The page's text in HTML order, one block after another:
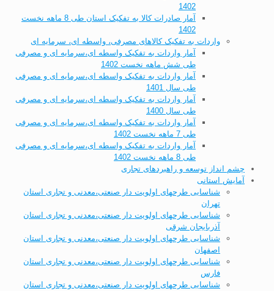
1402
آمار صادرات کالا به تفکیک استان طی 8 ماهه نخست
1402
واردات به تفکیک کالاهای مصرفی، واسطه ای، سرمایه ای
آمار واردات به تفکیک واسطه ای،سرمایه ای و مصرفی
طی شش ماهه نخست 1402
آمار واردات به تفکیک واسطه ای،سرمایه ای و مصرفی
طی سال 1401
آمار واردات به تفکیک واسطه ای،سرمایه ای و مصرفی
طی سال 1400
آمار واردات به تفکیک واسطه ای،سرمایه ای و مصرفی
طی 7 ماهه نخست 1402
آمار واردات به تفکیک واسطه ای،سرمایه ای و مصرفی
طی 8 ماهه نخست 1402
چشم انداز توسعه و راهبردهای تجاری
آمایش استانی
شناسایی طرحهای اولویت دار صنعتی،معدنی و تجاری استان
تهران
شناسایی طرحهای اولویت دار صنعتی،معدنی و تجاری استان
آذربایجان شرقی
شناسایی طرحهای اولویت دار صنعتی،معدنی و تجاری استان
اصفهان
شناسایی طرحهای اولویت دار صنعتی،معدنی و تجاری استان
فارس
شناسایی طرحهای اولویت دار صنعتی،معدنی و تجاری استان